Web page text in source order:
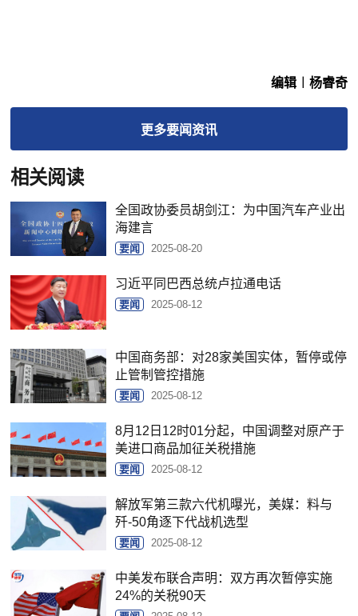
编辑︱杨睿奇
更多要闻资讯
相关阅读
全国政协委员胡剑江：为中国汽车产业出
海建言
要闻 2025-08-20
习近平同巴西总统卢拉通电话
要闻 2025-08-12
中国商务部：对28家美国实体，暂停或停
止管制管控措施
要闻 2025-08-12
8月12日12时01分起，中国调整对原产于
美进口商品加征关税措施
要闻 2025-08-12
解放军第三款六代机曝光，美媒：料与
歼-50角逐下代战机选型
要闻 2025-08-12
中美发布联合声明：双方再次暂停实施
24%的关税90天